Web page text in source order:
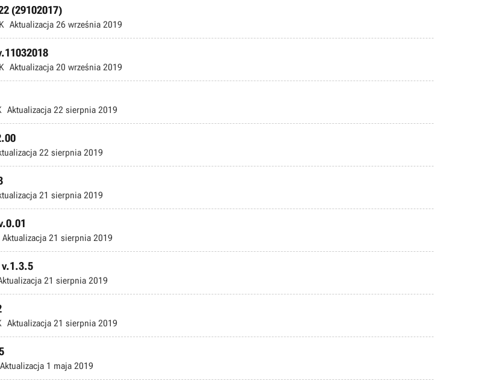
(29102017)
Aktualizacja 26 września 2019
Aktualizacja 20 września 2019
Aktualizacja 22 sierpnia 2019
22 sierpnia 2019
21 sierpnia 2019
Aktualizacja 21 sierpnia 2019
21 sierpnia 2019
Aktualizacja 21 sierpnia 2019
Aktualizacja 1 maja 2019